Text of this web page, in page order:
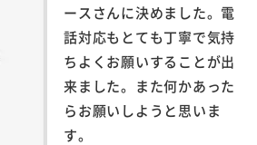
ースさんに決めました。電
話対応もとても丁寧で気持
ちよくお願いすることが出
来ました。また何かあった
らお願いしようと思いま
す。